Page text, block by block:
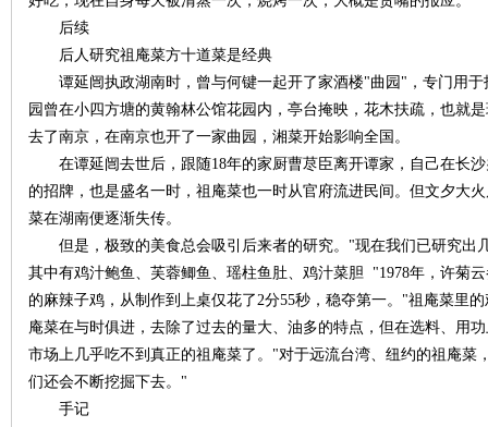
后续
后人研究祖庵菜方十道菜是经典
谭延闿执政湖南时，曾与何键一起开了家酒楼"曲园"，专门用于
园曾在小四方塘的黄翰林公馆花园内，亭台掩映，花木扶疏，也就
去了南京，在南京也开了一家曲园，湘菜开始影响全国。
在谭延闿去世后，跟随18年的家厨曹荩臣离开谭家，自己在长沙
的招牌，也是盛名一时，祖庵菜也一时从官府流进民间。但文夕大
菜在湖南便逐渐失传。
但是，极致的美食总会吸引后来者的研究。"现在我们已研究出
其中有鸡汁鲍鱼、芙蓉鲫鱼、瑶柱鱼肚、鸡汁菜胆 "1978年，许菊
的麻辣子鸡，从制作到上桌仅花了2分55秒，稳夺第一。"祖庵菜里
庵菜在与时俱进，去除了过去的量大、油多的特点，但在选料、用
市场上几乎吃不到真正的祖庵菜了。"对于远流台湾、纽约的祖庵菜
们还会不断挖掘下去。"
手记